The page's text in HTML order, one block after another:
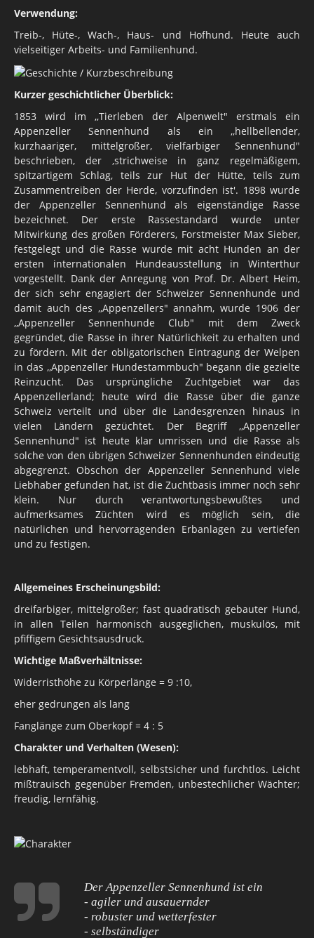
Verwendung:
Treib-, Hüte-, Wach-, Haus- und Hofhund. Heute auch
vielseitiger Arbeits- und Familienhund.
Kurzer geschichtlicher Überblick:
1853 wird im ,,Tierleben der Alpenwelt" erstmals ein
Appenzeller Sennenhund als ein ,,hellbellender,
kurzhaariger, mittelgroßer, vielfarbiger Sennenhund"
beschrieben, der ,strichweise in ganz regelmäßigem,
spitzartigem Schlag, teils zur Hut der Hütte, teils zum
Zusammentreiben der Herde, vorzufinden ist'. 1898 wurde
der Appenzeller Sennenhund als eigenständige Rasse
bezeichnet. Der erste Rassestandard wurde unter
Mitwirkung des großen Förderers, Forstmeister Max Sieber,
festgelegt und die Rasse wurde mit acht Hunden an der
ersten internationalen Hundeausstellung in Winterthur
vorgestellt. Dank der Anregung von Prof. Dr. Albert Heim,
der sich sehr engagiert der Schweizer Sennenhunde und
damit auch des ,,Appenzellers" annahm, wurde 1906 der
,,Appenzeller Sennenhunde Club" mit dem Zweck
gegründet, die Rasse in ihrer Natürlichkeit zu erhalten und
zu fördern. Mit der obligatorischen Eintragung der Welpen
in das ,,Appenzeller Hundestammbuch" begann die gezielte
Reinzucht. Das ursprüngliche Zuchtgebiet war das
Appenzellerland; heute wird die Rasse über die ganze
Schweiz verteilt und über die Landesgrenzen hinaus in
vielen Ländern gezüchtet. Der Begriff ,,Appenzeller
Sennenhund" ist heute klar umrissen und die Rasse als
solche von den übrigen Schweizer Sennenhunden eindeutig
abgegrenzt. Obschon der Appenzeller Sennenhund viele
Liebhaber gefunden hat, ist die Zuchtbasis immer noch sehr
klein. Nur durch verantwortungsbewußtes und
aufmerksames Züchten wird es möglich sein, die
natürlichen und hervorragenden Erbanlagen zu vertiefen
und zu festigen.
Allgemeines Erscheinungsbild:
dreifarbiger, mittelgroßer; fast quadratisch gebauter Hund,
in allen Teilen harmonisch ausgeglichen, muskulös, mit
pfiffigem Gesichtsausdruck.
Wichtige Maßverhältnisse:
Widerristhöhe zu Körperlänge = 9 :10,
eher gedrungen als lang
Fanglänge zum Oberkopf = 4 : 5
Charakter und Verhalten (Wesen):
lebhaft, temperamentvoll, selbstsicher und furchtlos. Leicht
mißtrauisch gegenüber Fremden, unbestechlicher Wächter;
freudig, lernfähig.
Der Appenzeller Sennenhund ist ein
- agiler und ausauernder
- robuster und wetterfester
- selbständiger